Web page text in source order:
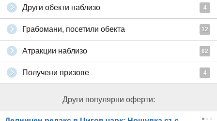
Други обекти наблизо 4
Грабомани, посетили обекта 12
Атракции наблизо 82
Получени призове 4
Други популярни оферти: